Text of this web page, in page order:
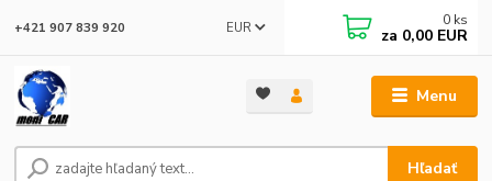
Menu
EUR
Hľadať
+421 907 839 920 0 ks
za 0,00 EUR